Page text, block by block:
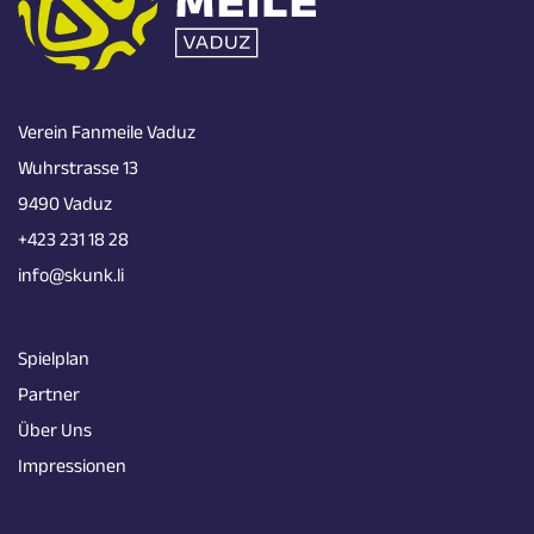
Verein Fanmeile Vaduz
Wuhrstrasse 13
9490 Vaduz
+423 231 18 28
info@skunk.li
Spielplan
Partner
Über Uns
Impressionen